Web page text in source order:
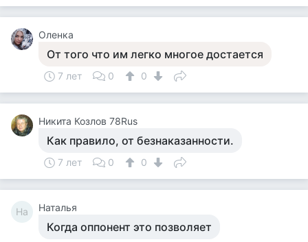
Оленка
От того что им легко многое достается
7 лет 0 0
Никита Козлов 78Rus
Как правило, от безнаказанности.
7 лет 0 0
На Наталья
Когда оппонент это позволяет